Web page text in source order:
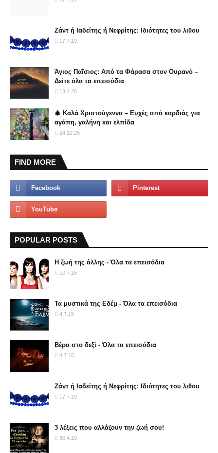
Ζάντ ή Ιαδείτης ή Νεφρίτης: Ιδιότητες του λιθου
17.7.19
Άγιος Παΐσιος: Από τα Φάρασα στον Ουρανό –
Δείτε όλα τα επεισόδια
13.4.25
🎄 Καλά Χριστούγεννα – Ευχές από καρδιάς για
αγάπη, γαλήνη και ελπίδα
24.12.25
FIND MORE
POPULAR POSTS
Η ζωή της άλλης - Όλα τα επεισόδια
10.7.15
Τα μυστικά της Εδέμ - Όλα τα επεισόδια
4.7.15
Βέρα στο δεξί - Όλα τα επεισόδια
4.7.15
Ζάντ ή Ιαδείτης ή Νεφρίτης: Ιδιότητες του λιθου
17.7.19
3 λέξεις που αλλάζουν την ζωή σου!
30.4.19